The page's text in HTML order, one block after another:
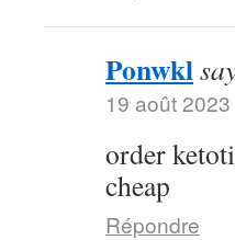
Ponwkl
19 août
order
cheap
Répondre